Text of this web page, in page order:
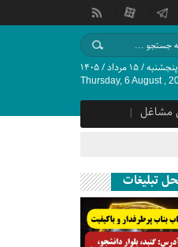
پنجشنبه / ۱۵ مرداد / ۱۴۰۵
Thursday, 6 August ,
مشاغل
تبلیغات